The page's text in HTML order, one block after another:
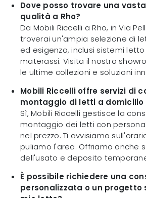
Dove posso trovare una
qualità a Rho?
Da Mobili Riccelli a Rho, in Via
troverai un'ampia selezione di
ed esigenza, inclusi sistemi
materassi. Visita il nostro
le ultime collezioni e soluzioni
Mobili Riccelli offre servizi di
montaggio di letti a domicilio
Sì, Mobili Riccelli gestisce la
montaggio dei letti con
nel prezzo. Ti avvisiamo
puliamo l'area. Offriamo anche
dell'usato e deposito
È possibile richiedere una
personalizzata o un progetto